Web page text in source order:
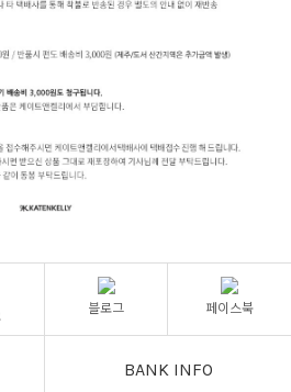
블로그 페이스북
BANK INFO